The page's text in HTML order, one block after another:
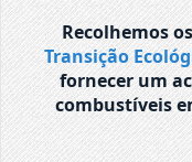
Recolhemos
Transição
fornecer um
combustíveis